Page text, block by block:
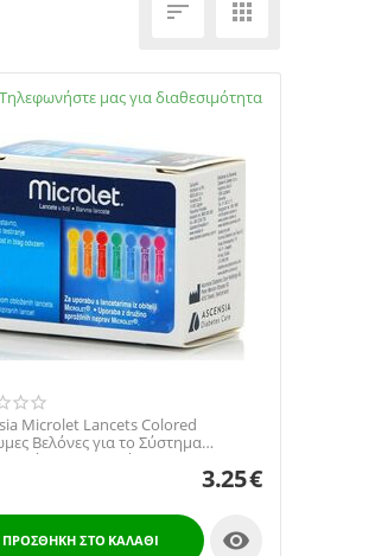
 
Τηλεφωνήστε μας για διαθεσιμότητα
Microlet Lancets Colored
Βελόνες για το Σύστημα
Γλυκόζ...
3.25€
ΠΡΟΣΘΉΚΗ ΣΤΟ ΚΑΛΆΘΙ 